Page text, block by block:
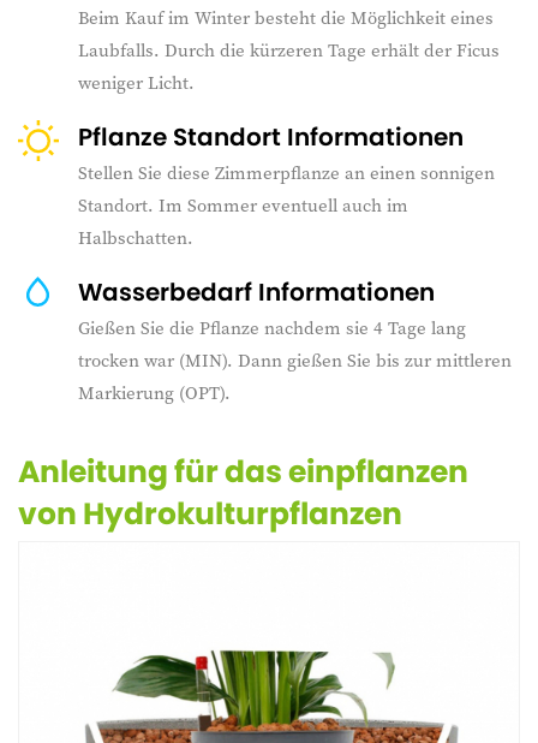
Beim Kauf im Winter besteht die Möglichkeit eines
Laubfalls. Durch die kürzeren Tage erhält der Ficus
weniger Licht.
Pflanze Standort Informationen
Stellen Sie diese Zimmerpflanze an einen sonnigen
Standort. Im Sommer eventuell auch im
Halbschatten.
Wasserbedarf Informationen
Gießen Sie die Pflanze nachdem sie 4 Tage lang
trocken war (MIN). Dann gießen Sie bis zur mittleren
Markierung (OPT).
Anleitung für das einpflanzen
von Hydrokulturpflanzen